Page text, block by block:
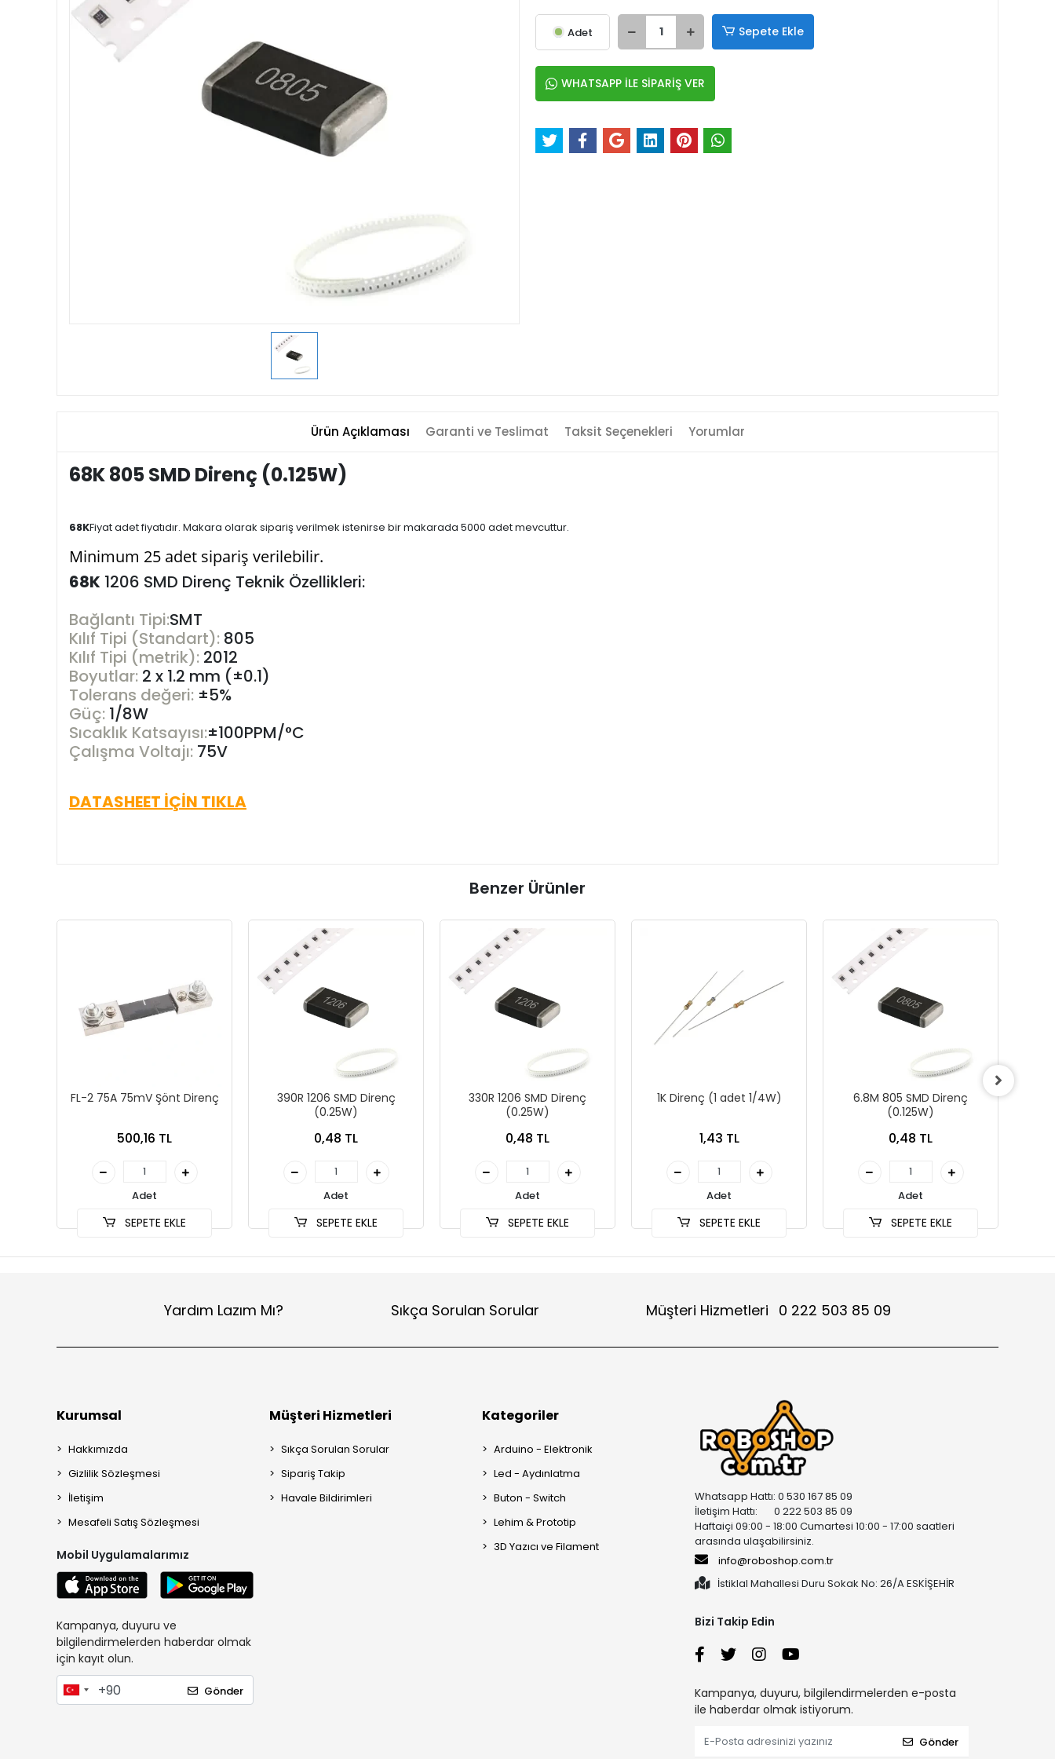
Adet Sepete Ekle
WHATSAPP İLE SİPARİŞ VER
Ürün Açıklaması Garanti ve Teslimat Taksit Seçenekleri Yorumlar
68K 805 SMD Direnç (0.125W)
68KFiyat adet fiyatıdır. Makara olarak sipariş verilmek istenirse bir makarada 5000 adet mevcuttur.
Minimum 25 adet sipariş verilebilir.
68K 1206 SMD Direnç Teknik Özellikleri:
Bağlantı Tipi:SMT
Kılıf Tipi (Standart): 805
Kılıf Tipi (metrik): 2012
Boyutlar: 2 x 1.2 mm (±0.1)
Tolerans değeri: ±5%
Güç: 1/8W
Sıcaklık Katsayısı:±100PPM/°C
Çalışma Voltajı: 75V
DATASHEET İÇİN TIKLA
Benzer Ürünler
FL-2 75A 75mV Şönt Direnç
500,16 TL
Adet
SEPETE EKLE
390R 1206 SMD Direnç
(0.25W)
0,48 TL
Adet
SEPETE EKLE
330R 1206 SMD Direnç
(0.25W)
0,48 TL
Adet
SEPETE EKLE
1K Direnç (1 adet 1/4W)
1,43 TL
Adet
SEPETE EKLE
6.8M 805 SMD Direnç
(0.125W)
0,48 TL
Adet
SEPETE EKLE
Yardım Lazım Mı? Sıkça Sorulan Sorular Müşteri Hizmetleri 0 222 503 85 09
Kurumsal
Hakkımızda
Gizlilik Sözleşmesi
İletişim
Mesafeli Satış Sözleşmesi
Mobil Uygulamalarımız
Kampanya, duyuru ve
bilgilendirmelerden haberdar olmak
için kayıt olun.
Gönder
Müşteri Hizmetleri
Sıkça Sorulan Sorular
Sipariş Takip
Havale Bildirimleri
Kategoriler
Arduino - Elektronik
Led - Aydınlatma
Buton - Switch
Lehim & Prototip
3D Yazıcı ve Filament
Whatsapp Hattı: 0 530 167 85 09
İletişim Hattı: 0 222 503 85 09
Haftaiçi 09:00 - 18:00 Cumartesi 10:00 - 17:00 saatleri
arasında ulaşabilirsiniz.
info@roboshop.com.tr
İstiklal Mahallesi Duru Sokak No: 26/A ESKİŞEHİR
Bizi Takip Edin
Kampanya, duyuru, bilgilendirmelerden e-posta
ile haberdar olmak istiyorum.
Gönder